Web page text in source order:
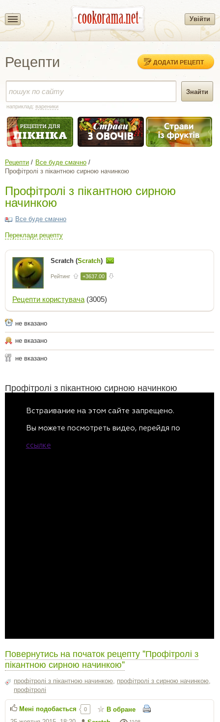
Увійти
Рецепти ДОДАТИ РЕЦЕПТ
наприклад: вареники
Рецепти
Все буде смачно
Профітролі з пікантною сирною начинкою
Профітролі з пікантною сирною
начинкою
Все буде смачно
Переклади рецепту
Scratch (Scratch)
Рейтинг +3637.00
Рецепти користувача (3005)
не вказано
не вказано
не вказано
Профітролі з пікантною сирною начинкою
Повернутись на початок рецепту "Профітролі з
пікантною сирною начинкою"
профітролі з пікантною начинкою, профітролі з сирною начинкою,
профітролі
Мені подобається 0 В обране